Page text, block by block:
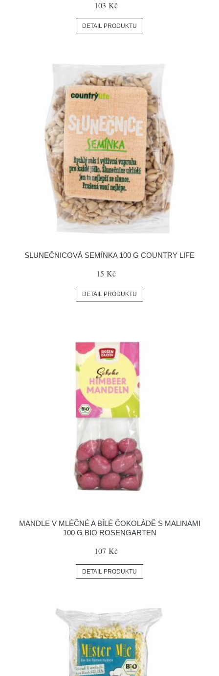
103 Kč
DETAIL PRODUKTU
SLUNEČNICOVÁ SEMÍNKA 100 G COUNTRY LIFE
15 Kč
DETAIL PRODUKTU
MANDLE V MLÉČNÉ A BÍLÉ ČOKOLÁDĚ S MALINAMI
100 G BIO ROSENGARTEN
107 Kč
DETAIL PRODUKTU